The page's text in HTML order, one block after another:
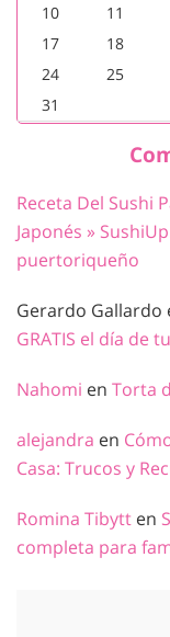
10
11
17
18
24
25
31
Receta Del Sushi
Japonés »
puertoriqueño
Gerardo Gallardo
GRATIS el día de
Nahomi en Torta
alejandra en
Casa: Trucos y
Romina Tibytt en
completa para